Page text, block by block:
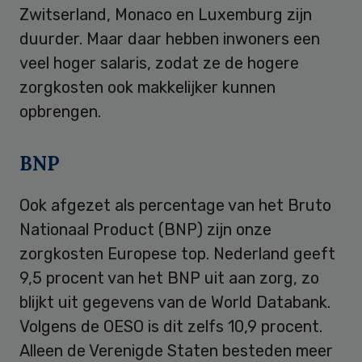
Zwitserland, Monaco en Luxemburg zijn
duurder. Maar daar hebben inwoners een
veel hoger salaris, zodat ze de hogere
zorgkosten ook makkelijker kunnen
opbrengen.
BNP
Ook afgezet als percentage van het Bruto
Nationaal Product (BNP) zijn onze
zorgkosten Europese top. Nederland geeft
9,5 procent van het BNP uit aan zorg, zo
blijkt uit gegevens van de World Databank.
Volgens de OESO is dit zelfs 10,9 procent.
Alleen de Verenigde Staten besteden meer